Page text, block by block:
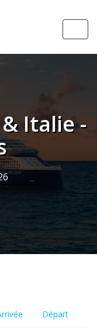
Italie -
Départ